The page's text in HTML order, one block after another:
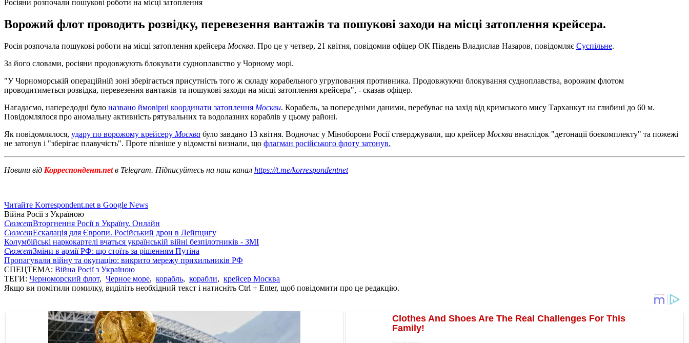
Росіяни розпочали пошукові роботи на місці затоплення
Ворожий флот проводить розвідку, перевезення вантажів та пошукові заходи на місці затоплення крейсера.
Росія розпочала пошукові роботи на місці затоплення крейсера Москва. Про це у четвер, 21 квітня, повідомив офіцер ОК Південь Владислав Назаров, повідомляє Суспільне.
За його словами, росіяни продовжують блокувати судноплавство у Чорному морі.
"У Чорноморській операційній зоні зберігається присутність того ж складу корабельного угруповання противника. Продовжуючи блокування судноплавства, ворожим флотом
проводитиметься розвідка, перевезення вантажів та пошукові заходи на місці затоплення крейсера", - сказав офіцер.
Нагадаємо, напередодні було названо ймовірні координати затоплення Москви. Корабель, за попередніми даними, перебуває на захід від кримського мису Тарханкут на глибині до 60 м.
Повідомлялося про аномальну активність рятувальних та водолазних кораблів у цьому районі.
Як повідомлялося, удару по ворожому крейсеру Москва було завдано 13 квітня. Водночас у Міноборони Росії стверджували, що крейсер Москва внаслідок "детонації боєкомплекту" та пожежі
не затонув і "зберігає плавучість". Проте пізніше у відомстві визнали, що флагман російського флоту затонув.
Новини від Корреспондент.netв Telegram. Підписуйтесь на наш канал https://t.me/korrespondentnet
Читайте Korrespondent.net в Google News
Війна Росії з Україною
СюжетВторгнення Росії в Україну. Онлайн
СюжетЕскалація для Європи. Російський дрон в Лейпцигу
Колумбійські наркокартелі вчаться українській війні безпілотників - ЗМІ
СюжетЗміни в армії РФ: що стоїть за рішенням Путіна
Пропагували війну та окупацію: викрито мережу прихильників РФ
СПЕЦТЕМА: Війна Росії з Україною
ТЕГИ: Черноморский флот, Черное море, корабль, корабли, крейсер Москва
Якщо ви помітили помилку, виділіть необхідний текст і натисніть Ctrl + Enter, щоб повідомити про це редакцію.